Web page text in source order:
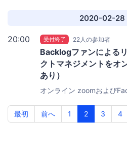
2020-02-28
20:00 受付終了 22人の参加者
Backlogファンによる
クトマネジメントをオ
あり）
オンライン zoomおよび
最初
前へ 1 2 3 4